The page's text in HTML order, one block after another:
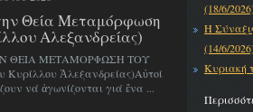
Θεία Μεταμόρφωση
Αλεξανδρείας)
ΘΕΙΑ ΜΕΤΑΜΟΡΦΩΣΗ ΤΟΥ
Ἀλεξανδρείας)Αὐτοί
νά ἀγωνίζονται γιά ἕνα ...
(18/6/
Η
(14/6/
Κυριακή